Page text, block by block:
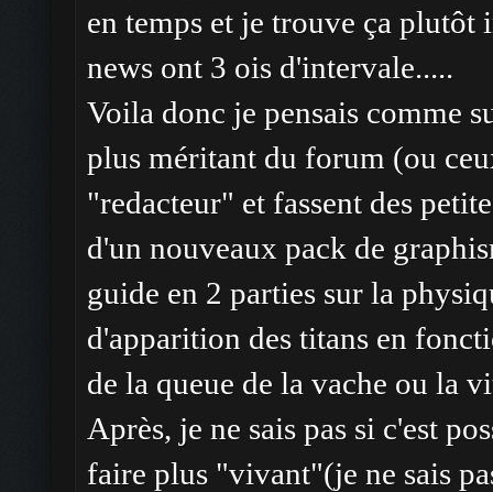
en temps et je trouve ça plutôt
news ont 3 ois d'intervale.....
Voila donc je pensais comme
plus méritant du forum (ou
"redacteur" et fassent des
d'un nouveaux pack de
guide en 2 parties sur la
d'apparition des titans en
de la queue de la vache ou la
Après, je ne sais pas si c'est
faire plus "vivant"(je ne sais